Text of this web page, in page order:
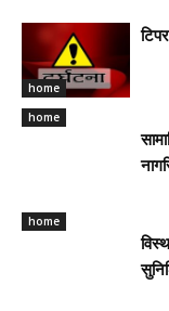
home
home
home